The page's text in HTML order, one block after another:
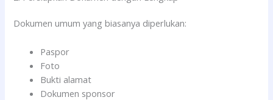
Dokumen umum yang biasanya diperlukan:
Paspor
Foto
Bukti alamat
Dokumen sponsor